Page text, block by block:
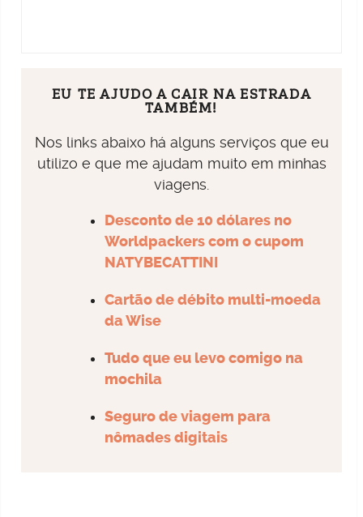
EU TE AJUDO A CAIR NA ESTRADA
TAMBÉM!
Nos links abaixo há alguns serviços que eu
utilizo e que me ajudam muito em minhas
viagens.
Desconto de 10 dólares no
Worldpackers com o cupom
NATYBECATTINI
Cartão de débito multi-moeda
da Wise
Tudo que eu levo comigo na
mochila
Seguro de viagem para
nômades digitais